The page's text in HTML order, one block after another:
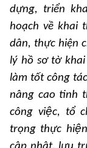
dựng, triển
hoạch về khai
dân, thực hiện
lý hồ sơ tờ
làm tốt công
nâng cao tinh
công việc, tổ
trọng thực